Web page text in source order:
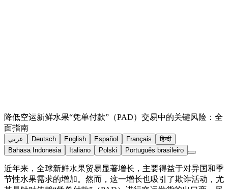
降低空运新鲜水果“凭单付款”（PAD）交易中的关键风险：全
面指南
عربي Deutsch English Español Français
हिन्दी
Bahasa Indonesia
Italiano Polski Português brasileiro
近年来，全球新鲜水果贸易显著增长，主要得益于对异国和季
节性水果需求的增加。然而，这一增长也吸引了欺诈活动，尤